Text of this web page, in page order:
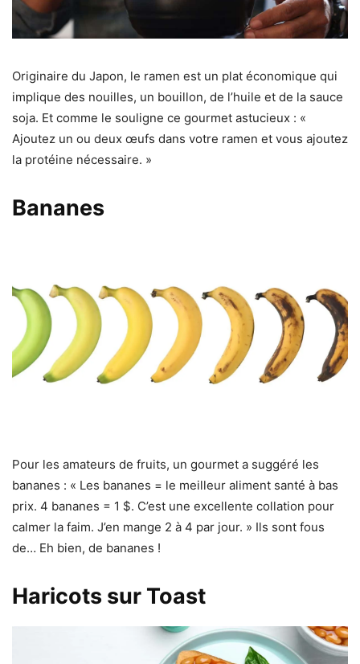
Originaire du Japon, le ramen est un plat économique qui
implique des nouilles, un bouillon, de l’huile et de la sauce
soja. Et comme le souligne ce gourmet astucieux : «
Ajoutez un ou deux œufs dans votre ramen et vous ajoutez
la protéine nécessaire. »
Bananes
Pour les amateurs de fruits, un gourmet a suggéré les
bananes : « Les bananes = le meilleur aliment santé à bas
prix. 4 bananes = 1 $. C’est une excellente collation pour
calmer la faim. J’en mange 2 à 4 par jour. » Ils sont fous
de… Eh bien, de bananes !
Haricots sur Toast